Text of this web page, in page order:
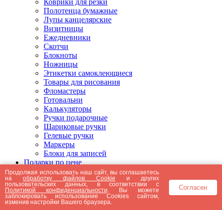
Коврики для резки
Полотенца бумажные
Лупы канцелярские
Визитницы
Ежедневники
Скотчи
Блокноты
Ножницы
Этикетки самоклеющиеся
Товары для рисования
Фломастеры
Готовальни
Калькуляторы
Ручки подарочные
Шариковые ручки
Гелевые ручки
Маркеры
Блоки для записей
Подарки по цене
Подарки от 5000 рублей
Подарки до 5000 рублей
Подарки до 3000 рублей
Подарки до 2000 рублей
Подарки до 1000 рублей
Продолжая использовать наш сайт, вы соглашаетесь
наобработку файлов Cookie и других
пользовательских данных, в соответствии с
Политикой конфиденциальности . Вы можете
заблокировать использование Cookies сайтом,
изменив настройки Вашего браузера.
Согласен